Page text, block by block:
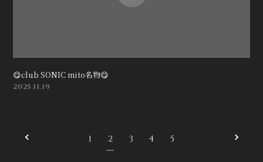
😋club SONIC mito名物😋
2025.11.19
1 2 3 4 5